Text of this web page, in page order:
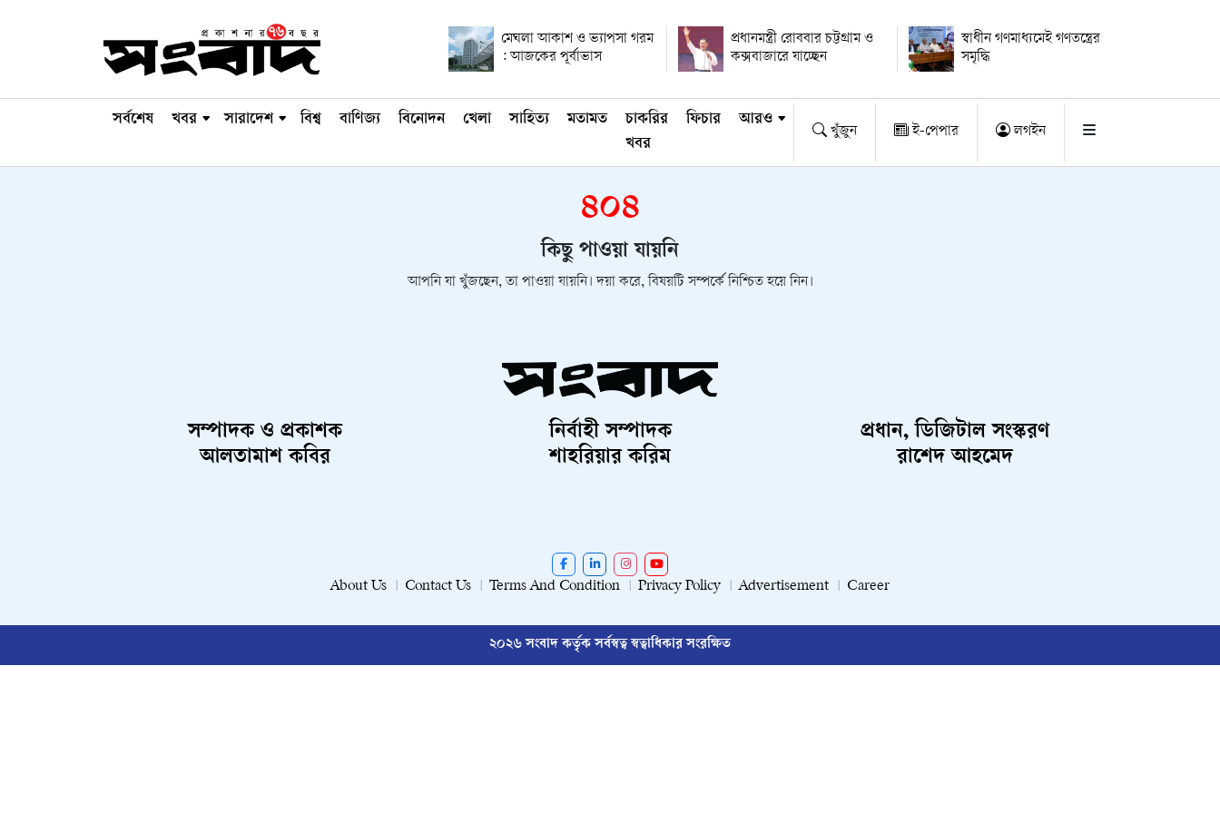
মেঘলা আকাশ ও ভ্যাপসা গরম
: আজকের পূর্বাভাস
প্রধানমন্ত্রী রোববার চট্টগ্রাম ও
কক্সবাজারে যাচ্ছেন
স্বাধীন গণমাধ্যমেই গণতন্ত্রের
সমৃদ্ধি
সর্বশেষ খবর সারাদেশ বিশ্ব বাণিজ্য বিনোদন খেলা সাহিত্য মতামত
চাকরির
খবর
ফিচার আরও
খুঁজুন ই-পেপার লগইন
৪০৪
কিছু পাওয়া যায়নি
আপনি যা খুঁজছেন, তা পাওয়া যায়নি। দয়া করে, বিষয়টি সম্পর্কে নিশ্চিত হয়ে নিন।
সম্পাদক ও প্রকাশক
আলতামাশ কবির
নির্বাহী সম্পাদক
শাহরিয়ার করিম
প্রধান, ডিজিটাল সংস্করণ
রাশেদ আহমেদ
About Us Contact Us Terms And Condition Privacy Policy Advertisement Career
২০২৬ সংবাদ কর্তৃক সর্বস্বত্ব স্বত্বাধিকার সংরক্ষিত